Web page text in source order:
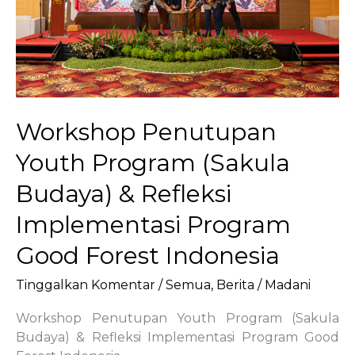
Workshop Penutupan
Youth Program (Sakula
Budaya) & Refleksi
Implementasi Program
Good Forest Indonesia
Tinggalkan Komentar /Semua, Berita / Madani
Workshop Penutupan Youth Program (Sakula
Budaya) & Refleksi Implementasi Program Good